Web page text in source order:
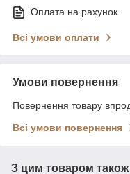
Оплата на рахунок
Всі умови оплати
Умови повернення
Повернення товару
Всі умови повернення
З цим товаром